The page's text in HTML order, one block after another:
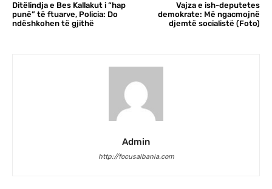
Ditëlindja e Bes Kallakut i “hap
punë” të ftuarve, Policia: Do
ndëshkohen të gjithë
Vajza e ish-deputetes
demokrate: Më ngacmojnë
djemtë socialistë (Foto)
Admin
http://focusalbania.com